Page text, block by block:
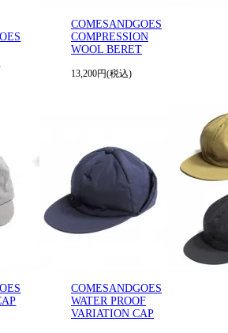
COMESANDGOES
COMPRESSION
WOOL BERET
13,200円(税込)
COMESANDGOES
WATER PROOF
VARIATION CAP